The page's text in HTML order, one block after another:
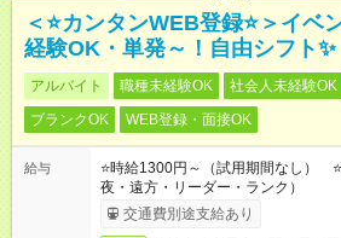
＜⭐カンタンWEB登録⭐＞イベ
経験OK・単発～！自由シフト✨
アルバイト 職種未経験OK 社会人未経験OK
ブランクOK
WEB登録・面接OK
給与
⭐時給1300円～（試用期間なし）
夜・遠方・リーダー・ランク）
交通費別途支給あり